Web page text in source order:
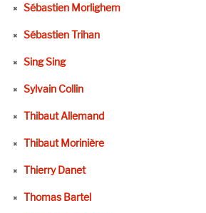
Sébastien Morlighem
Sébastien Trihan
Sing Sing
Sylvain Collin
Thibaut Allemand
Thibaut Morinière
Thierry Danet
Thomas Bartel